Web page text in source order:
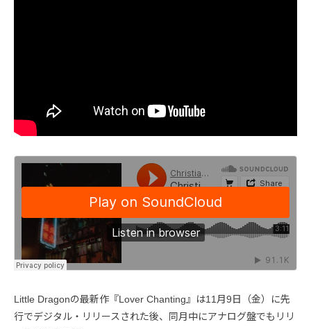
Little Dragonの最新作『Lover Chanting』は11月9日（金）に先
行でデジタル・リリースされた後、同月中にアナログ盤でもリリ